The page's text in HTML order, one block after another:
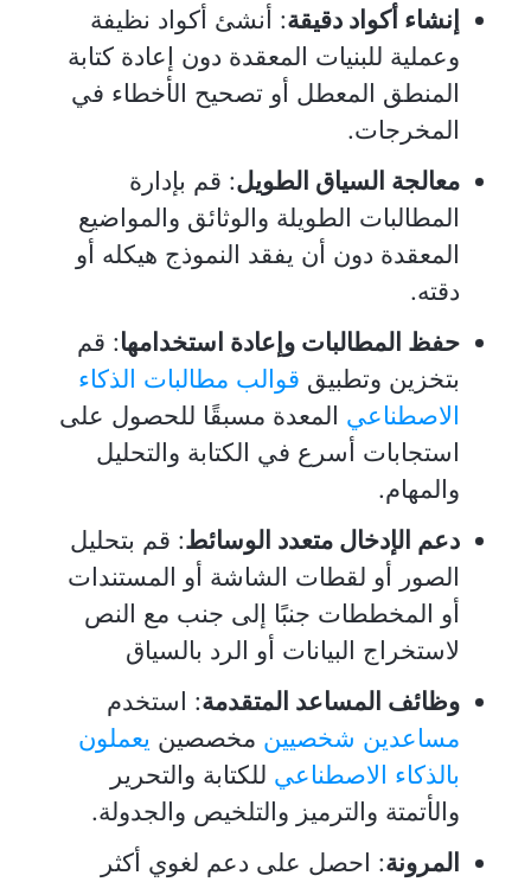
إنشاء أكواد دقيقة: أنشئ أكواد نظيفة
وعملية للبنيات المعقدة دون إعادة كتابة
المنطق المعطل أو تصحيح الأخطاء في
المخرجات.
معالجة السياق الطويل: قم بإدارة
المطالبات الطويلة والوثائق والمواضيع
المعقدة دون أن يفقد النموذج هيكله أو
دقته.
حفظ المطالبات وإعادة استخدامها: قم
بتخزين وتطبيق قوالب مطالبات الذكاء
الاصطناعي المعدة مسبقًا للحصول على
استجابات أسرع في الكتابة والتحليل
والمهام.
دعم الإدخال متعدد الوسائط: قم بتحليل
الصور أو لقطات الشاشة أو المستندات
أو المخططات جنبًا إلى جنب مع النص
لاستخراج البيانات أو الرد بالسياق
وظائف المساعد المتقدمة: استخدم
مساعدين شخصيين مخصصين يعملون
بالذكاء الاصطناعي للكتابة والتحرير
والأتمتة والترميز والتلخيص والجدولة.
المرونة: احصل على دعم لغوي أكثر